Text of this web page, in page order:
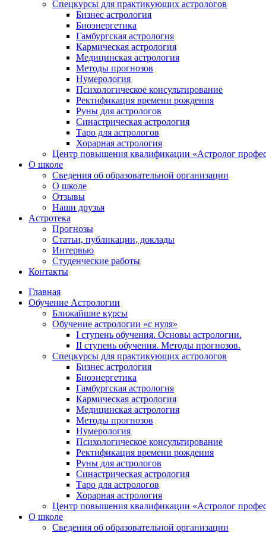
Спецкурсы для практикующих астрологов
Бизнес астрология
Биоэнергетика
Гамбургская астрология
Кармическая астрология
Медицинская астрология
Методы прогнозов
Нумерология
Психологическое консультирование
Ректификация времени рождения
Руны для астрологов
Синастрическая астрология
Таро для астрологов
Хорарная астрология
Центр повышения квалификации «Астролог
О школе
Сведения об образовательной организации
О школе
Отзывы
Наши друзья
Астротека
Прогнозы
Статьи, публикации, доклады
Интервью
Студенческие работы
Контакты
Главная
Обучение Астрологии
Ближайшие курсы
Обучение астрологии «с нуля»
I ступень обучения. Основы астрологии.
II ступень обучения. Методы прогнозов.
Спецкурсы для практикующих астрологов
Бизнес астрология
Биоэнергетика
Гамбургская астрология
Кармическая астрология
Медицинская астрология
Методы прогнозов
Нумерология
Психологическое консультирование
Ректификация времени рождения
Руны для астрологов
Синастрическая астрология
Таро для астрологов
Хорарная астрология
Центр повышения квалификации «Астролог
О школе
Сведения об образовательной организации